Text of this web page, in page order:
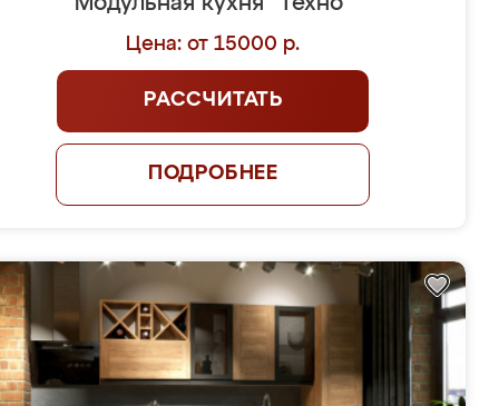
Цена: от 15000 р.
РАССЧИТАТЬ
ПОДРОБНЕЕ